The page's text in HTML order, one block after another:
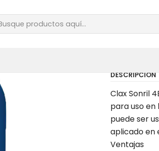
DESCRIPCIÓN
Clax Sonril
para uso en
puede ser
aplicado en
Ventajas